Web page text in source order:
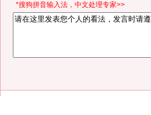
*搜狗拼音输入法，中文处理专家>>